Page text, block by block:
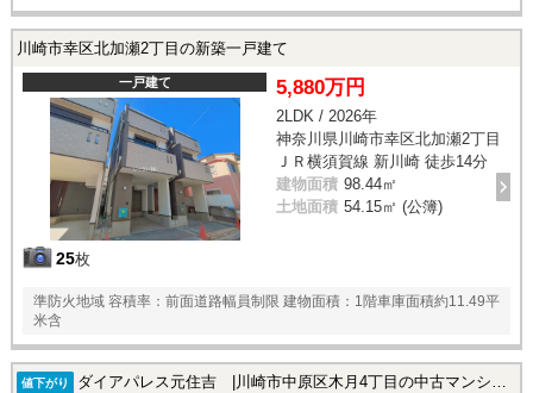
川崎市幸区北加瀬2丁目の新築一戸建て
一戸建て
25枚
5,880万円
2LDK / 2026年
神奈川県川崎市幸区北加瀬2丁目
ＪＲ横須賀線 新川崎 徒歩14分
建物面積 98.44㎡
土地面積 54.15㎡ (公簿)
準防火地域 容積率：前面道路幅員制限 建物面積：1階車庫面積約11.49平
米含
値下がり ダイアパレス元住吉 |川崎市中原区木月4丁目の中古マンション